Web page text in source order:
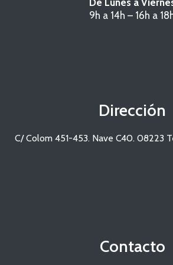
De Lunes a
9h a 14h – 16h a
Dirección
C/ Colom 451-453. Nave C40. 08223
Contacto